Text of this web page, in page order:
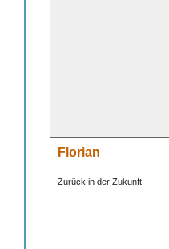
Florian
Zurück in der Zukunft